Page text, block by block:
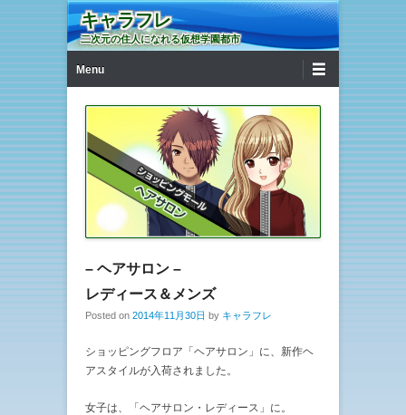
キャラフレ
二次元の住人になれる仮想学園都市
Menu
– ヘアサロン –
レディース＆メンズ
Posted on 2014年11月30日 by キャラフレ
ショッピングフロア「ヘアサロン」に、新作ヘ
アスタイルが入荷されました。
女子は、「ヘアサロン・レディース」に。